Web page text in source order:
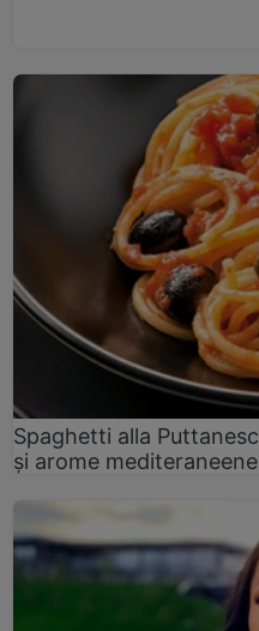
Spaghetti alla
și arome mediteraneene